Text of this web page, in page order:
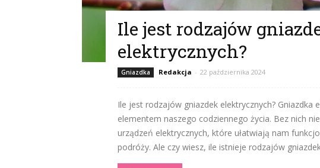
Ile jest rodzajów
elektrycznych?
Gniazdka Redakcja - 22 października 2024
Ile jest rodzajów gniazdek elektrycznych? Gniazdka
elementem naszego codziennego życia. Bez nich
urządzeń elektrycznych, które ułatwiają nam
podróży. Ale czy wiesz, ile istnieje rodzajów